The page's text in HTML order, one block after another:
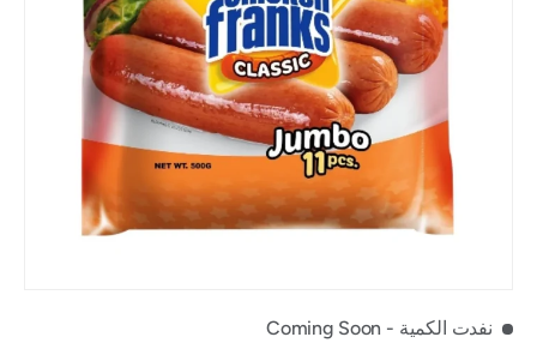
نفدت الكمية - Coming Soon